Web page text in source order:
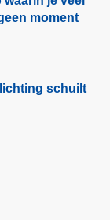
moment
schuilt